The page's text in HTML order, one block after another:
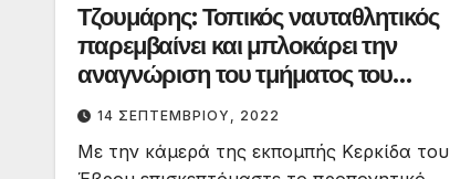
Τζουμάρης: Τοπικός ναυταθλητικός
παρεμβαίνει και μπλοκάρει την
αναγνώριση του τμήματος του
Εθνικού
14 ΣΕΠΤΕΜΒΡΊΟΥ, 2022
Με την κάμερά της εκπομπής Kερκίδα του